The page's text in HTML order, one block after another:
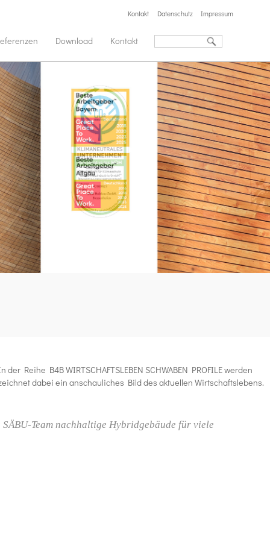
Kontakt Datenschutz Impressum
Download Kontakt
der Reihe B4B WIRTSCHAFTSLEBEN SCHWABEN PROFILEwerden
dabei ein anschauliches Bild des aktuellen Wirtschaftslebens.
Team nachhaltige Hybridgebäude für viele